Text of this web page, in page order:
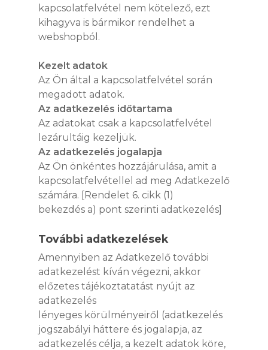
kapcsolatfelvétel nem kötelező, ezt
kihagyva is bármikor rendelhet a
webshopból.
Kezelt adatok
Az Ön által a kapcsolatfelvétel során
megadott adatok.
Az adatkezelés időtartama
Az adatokat csak a kapcsolatfelvétel
lezárultáig kezeljük.
Az adatkezelés jogalapja
Az Ön önkéntes hozzájárulása, amit a
kapcsolatfelvétellel ad meg Adatkezelő
számára. [Rendelet 6. cikk (1)
bekezdés a) pont szerinti adatkezelés]
További adatkezelések
Amennyiben az Adatkezelő további
adatkezelést kíván végezni, akkor
előzetes tájékoztatatást nyújt az
adatkezelés
lényeges körülményeiről (adatkezelés
jogszabályi háttere és jogalapja, az
adatkezelés célja, a kezelt adatok köre,